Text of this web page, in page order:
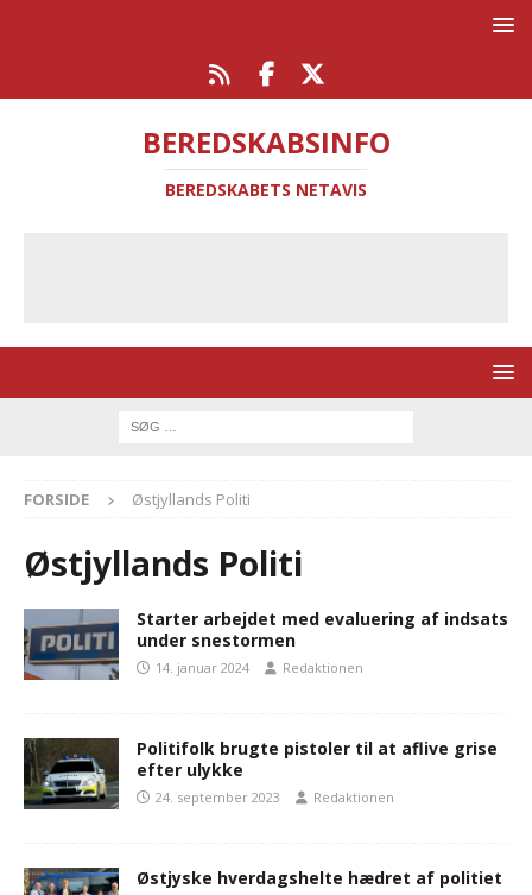
BEREDSKABSINFO
BEREDSKABETS NETAVIS
FORSIDE Østjyllands Politi
Østjyllands Politi
Starter arbejdet med evaluering af indsats
under snestormen
14. januar 2024 Redaktionen
Politifolk brugte pistoler til at aflive grise
efter ulykke
24. september 2023 Redaktionen
Østjyske hverdagshelte hædret af politiet